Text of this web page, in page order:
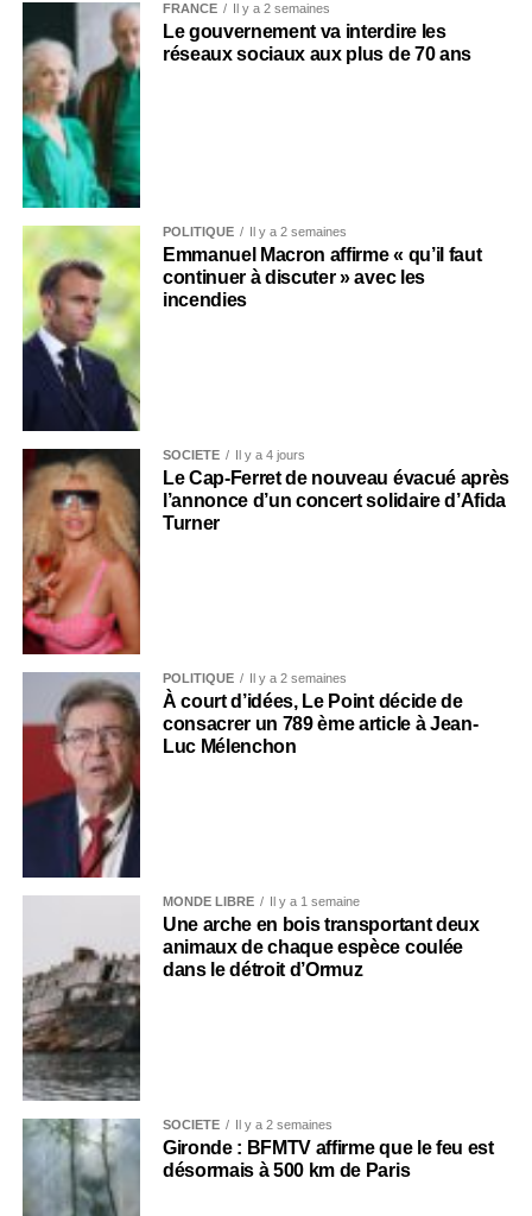
FRANCE Il y a 2 semaines
Le gouvernement va interdire les
réseaux sociaux aux plus de 70 ans
POLITIQUE Il y a 2 semaines
Emmanuel Macron affirme « qu’il faut
continuer à discuter » avec les
incendies
SOCIÉTÉ Il y a 4 jours
Le Cap-Ferret de nouveau évacué après
l’annonce d’un concert solidaire d’Afida
Turner
POLITIQUE Il y a 2 semaines
À court d’idées, Le Point décide de
consacrer un 789 ème article à Jean-
Luc Mélenchon
MONDE LIBRE Il y a 1 semaine
Une arche en bois transportant deux
animaux de chaque espèce coulée
dans le détroit d’Ormuz
SOCIÉTÉ Il y a 2 semaines
Gironde : BFMTV affirme que le feu est
désormais à 500 km de Paris